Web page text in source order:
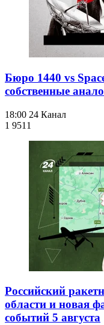
Бюро 1440 vs
собственные
18:00 24 Канал
1 951 1
Российский
области и новая
событий 5 августа